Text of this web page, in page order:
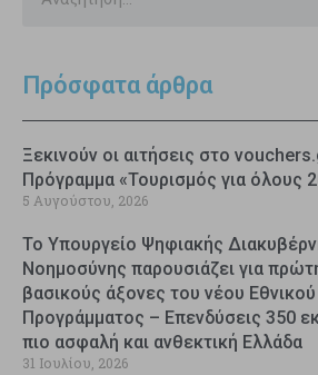
Πρόσφατα άρθρα
Ξεκινούν οι αιτήσεις στο
Πρόγραμμα «Τουρισμός για όλους
5 Αυγούστου, 2026
Το Υπουργείο Ψηφιακής
Νοημοσύνης παρουσιάζει για
βασικούς άξονες του νέου
Προγράμματος – Επενδύσεις 350
πιο ασφαλή και ανθεκτική Ελλάδα
31 Ιουλίου, 2026